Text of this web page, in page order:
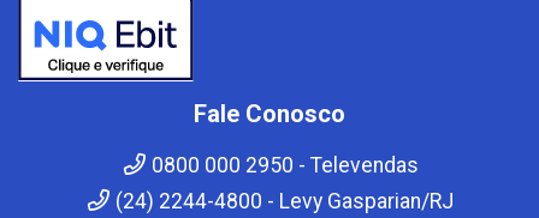
Fale Conosco
0800 000 2950 - Televendas
(24) 2244-4800 - Levy Gasparian/RJ